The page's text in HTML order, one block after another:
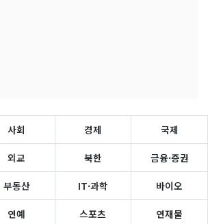
사회 경제 국제
외교 북한 금융·증권
부동산 IT·과학 바이오
연예 스포츠 연재물